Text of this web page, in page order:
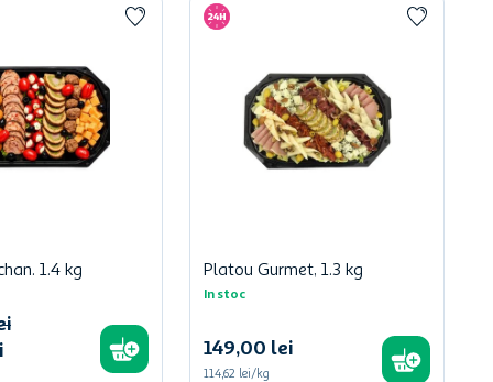
1.4 kg
Platou Gurmet, 1.3 kg
In stoc
149,00 lei
114,62 lei/kg